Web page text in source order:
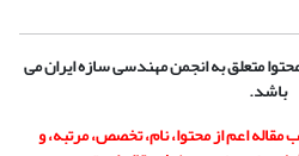
متعلق به انجمن مهندسی سازه ایران می
باشد.
اعم از محتوا، نام، تخصص، مرتبه، و